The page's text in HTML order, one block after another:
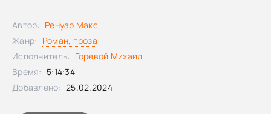
вас забыть весь мир и даст вам возможность постичь
истинное искусство любви. Бросайте побыстрее все свои
дела и отправляйтесь в незабываемое эротическое
путешествие с аудиоверсией книги Макса Ренуара
«Дьявольские карты».Возрастное ограничение:
Автор: Ренуар Макс
Жанр: Роман, проза
Исполнитель: Горевой Михаил
Время: 5:14:34
Добавлено: 25.02.2024